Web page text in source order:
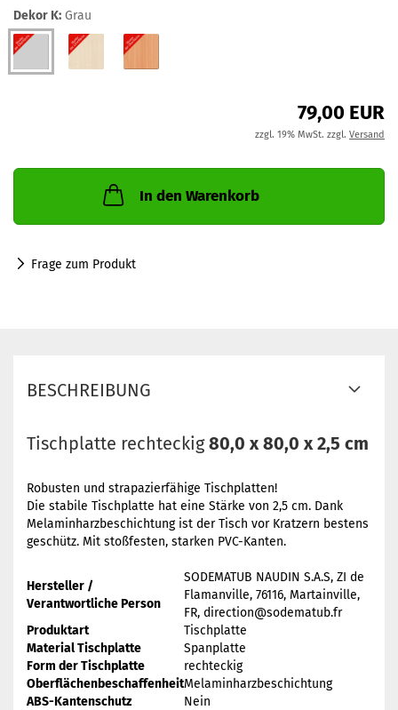
Dekor K: Grau
79,00 EUR
zzgl. 19% MwSt. zzgl. Versand
In den Warenkorb
Frage zum Produkt
BESCHREIBUNG
Tischplatte rechteckig80,0 x 80,0 x 2,5 cm
Robusten und strapazierfähige Tischplatten!
Die stabile Tischplatte hat eine Stärke von 2,5 cm. Dank
Melaminharzbeschichtung ist der Tisch vor Kratzern bestens
geschütz. Mit stoßfesten, starken PVC-Kanten.
Hersteller /
Verantwortliche Person
SODEMATUB NAUDIN S.A.S, ZI de
Flamanville, 76116, Martainville,
FR, direction@sodematub.fr
Produktart
Tischplatte
Material Tischplatte
Spanplatte
Form der Tischplatte
rechteckig
OberflächenbeschaffenheitMelaminharzbeschichtung
ABS-Kantenschutz
Nein